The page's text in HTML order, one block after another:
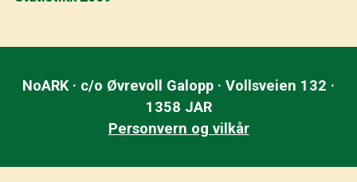
NoARK · c/o Øvrevoll Galopp · Vollsveien 132 ·
1358 JAR
Personvern og vilkår